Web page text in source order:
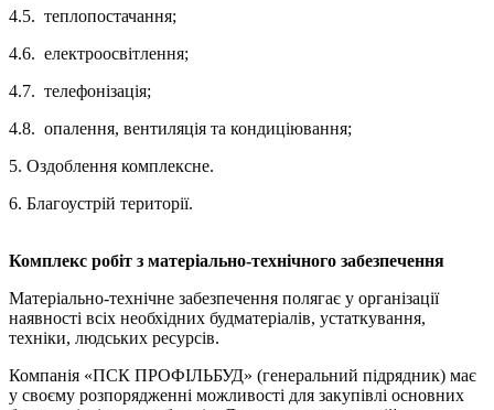
4.5. теплопостачання;
4.6. електроосвітлення;
4.7. телефонізація;
4.8. опалення, вентиляція та кондиціювання;
5. Оздоблення комплексне.
6. Благоустрій території.
Комплекс робіт з матеріально-технічного забезпечення
Матеріально-технічне забезпечення полягає у організації
наявності всіх необхідних будматеріалів, устаткування,
техніки, людських ресурсів.
Компанія «ПСК ПРОФІЛЬБУД» (генеральний підрядник) має
у своєму розпорядженні можливості для закупівлі основних